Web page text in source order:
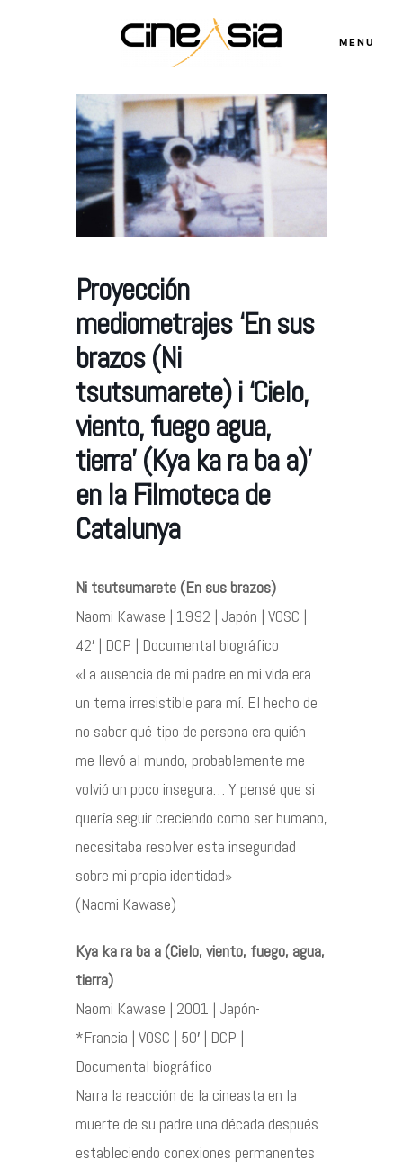
MENU
Proyección
mediometrajes ‘En sus
brazos (Ni
tsutsumarete) i ‘Cielo,
viento, fuego agua,
tierra’ (Kya ka ra ba a)’
en la Filmoteca de
Catalunya
Ni tsutsumarete (En sus brazos)
Naomi Kawase | 1992 | Japón | VOSC |
42′ | DCP | Documental biográfico
«La ausencia de mi padre en mi vida era
un tema irresistible para mí. El hecho de
no saber qué tipo de persona era quién
me llevó al mundo, probablemente me
volvió un poco insegura… Y pensé que si
quería seguir creciendo como ser humano,
necesitaba resolver esta inseguridad
sobre mi propia identidad»
(Naomi Kawase)
Kya ka ra ba a (Cielo, viento, fuego, agua,
tierra)
Naomi Kawase | 2001 | Japón-
*Francia | VOSC | 50′ | DCP |
Documental biográfico
Narra la reacción de la cineasta en la
muerte de su padre una década después
estableciendo conexiones permanentes
Contacto
©2026 COPYRIGHT FLOTHEMES